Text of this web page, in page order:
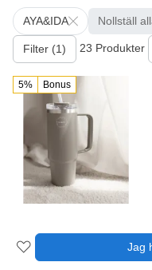
AYA&IDA Nollställ
Filter (1) 23 Produkter
5% Bonus
Jag